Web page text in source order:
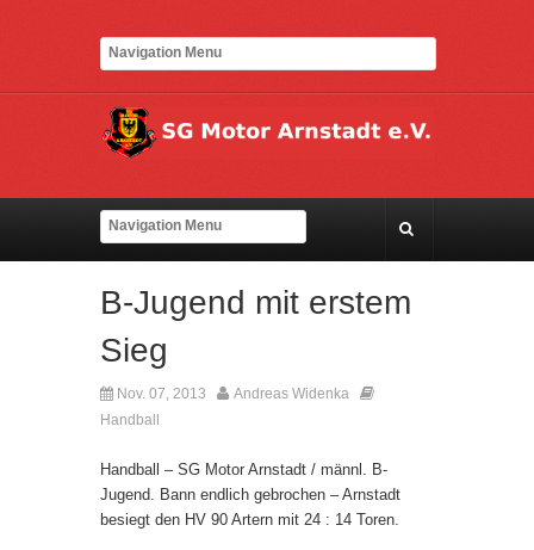
B-Jugend mit erstem
Sieg
Nov. 07, 2013
Andreas Widenka
Handball
Handball – SG Motor Arnstadt / männl. B-
Jugend. Bann endlich gebrochen – Arnstadt
besiegt den HV 90 Artern mit 24 : 14 Toren.